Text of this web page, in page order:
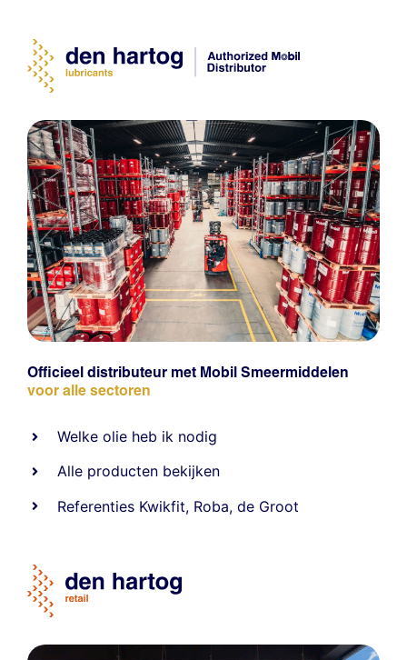
Officieel distributeur met Mobil Smeermiddelen
voor alle sectoren
Welke olie heb ik nodig
Alle producten bekijken
Referenties Kwikfit, Roba,de Groot